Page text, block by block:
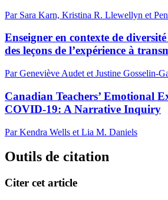
Par Sara Karn, Kristina R. Llewellyn et
Enseigner en contexte de
des leçons de l’expérience à
Par Geneviève Audet et Justine Gosselin-
Canadian Teachers’ Emotional
COVID-19: A Narrative Inquiry
Par Kendra Wells et Lia M. Daniels
Outils de citation
Citer cet article